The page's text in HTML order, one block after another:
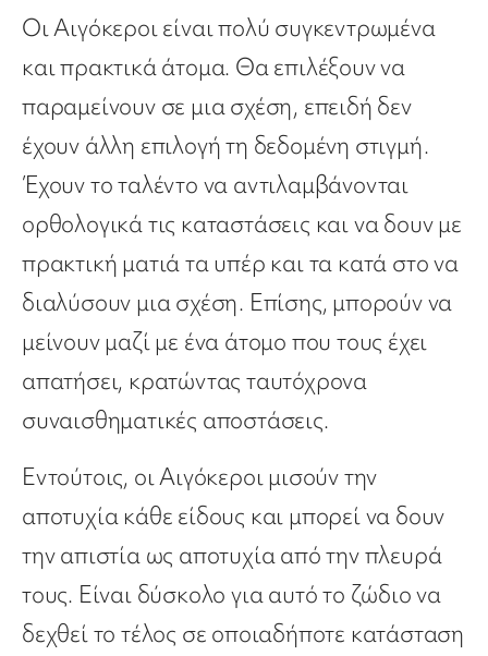
Οι Αιγόκεροι είναι πολύ συγκεντρωμένα
και πρακτικά άτομα. Θα επιλέξουν να
παραμείνουν σε μια σχέση, επειδή δεν
έχουν άλλη επιλογή τη δεδομένη στιγμή.
Έχουν το ταλέντο να αντιλαμβάνονται
ορθολογικά τις καταστάσεις και να δουν με
πρακτική ματιά τα υπέρ και τα κατά στο να
διαλύσουν μια σχέση. Επίσης, μπορούν να
μείνουν μαζί με ένα άτομο που τους έχει
απατήσει, κρατώντας ταυτόχρονα
συναισθηματικές αποστάσεις.
Εντούτοις, οι Αιγόκεροι μισούν την
αποτυχία κάθε είδους και μπορεί να δουν
την απιστία ως αποτυχία από την πλευρά
τους. Είναι δύσκολο για αυτό το ζώδιο να
δεχθεί το τέλος σε οποιαδήποτε κατάσταση